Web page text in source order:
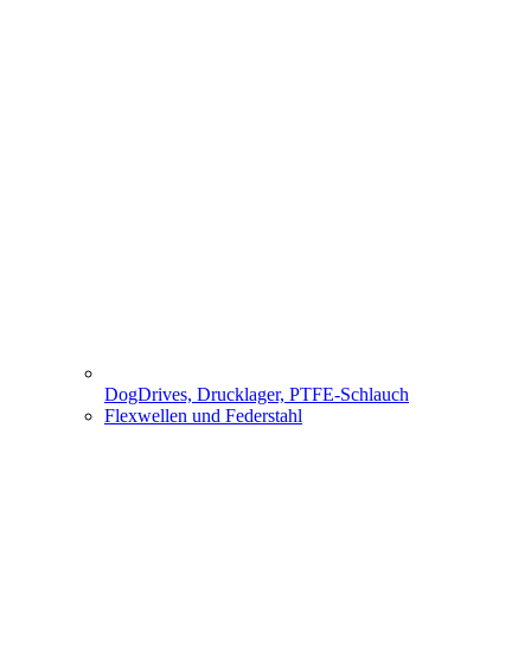
DogDrives, Drucklager, PTFE-Schlauch
Flexwellen und Federstahl